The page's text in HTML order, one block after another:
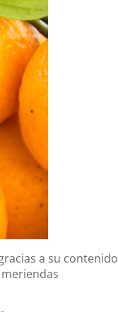
a su contenido